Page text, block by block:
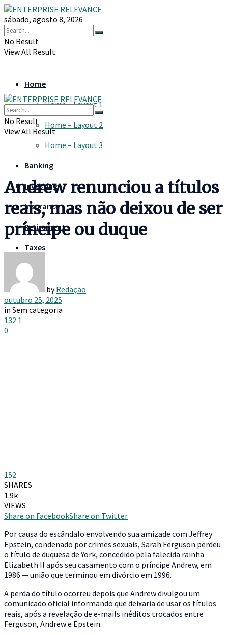
sábado, agosto 8, 2026
No Result
View All Result
Home
Home – Layout 1
Home – Layout 2
Home – Layout 3
Banking
Investing
Insurance
Retirement
Taxes
No Result
View All Result
Andrew renunciou a títulos
reais, mas não deixou de ser
príncipe ou duque
by Redação
outubro 25, 2025
in Sem categoria
132 1
0
152
SHARES
1.9k
VIEWS
Share on FacebookShare on Twitter
Por causa do escândalo envolvendo sua amizade com Jeffrey
Epstein, condenado por crimes sexuais, Sarah Ferguson perdeu
o título de duquesa de York, concedido pela falecida rainha
Elizabeth II após seu casamento com o príncipe Andrew, em
1986 — união que terminou em divórcio em 1996.
A perda do título ocorreu depois que Andrew divulgou um
comunicado oficial informando que deixaria de usar os títulos
reais, após a revelação de e-mails inéditos trocados entre
Ferguson, Andrew e Epstein.